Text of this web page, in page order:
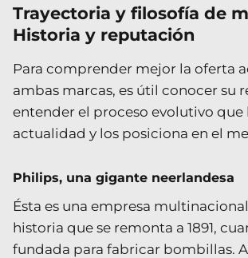
Trayectoria y filosofía de
Historia y reputación
Para comprender mejor la oferta
ambas marcas, es útil conocer su
entender el proceso evolutivo que
actualidad y los posiciona en el
Philips, una gigante neerlandesa
Ésta es una empresa
historia que se remonta a 1891,
fundada para fabricar bombillas.